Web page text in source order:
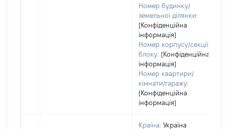
Номер будинку/
земельної ділянки:
[Конфіденційна
інформація]
Номер корпусу/секції/
блоку: [Конфіденційна
інформація]
Номер квартири/
кімнати/гаражу:
[Конфіденційна
інформація]
Країна: Україна